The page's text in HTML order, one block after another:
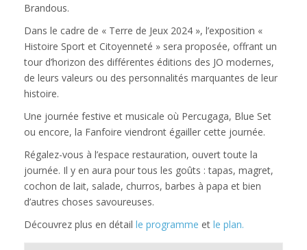
Brandous.
Dans le cadre de « Terre de Jeux 2024 », l’exposition «
Histoire Sport et Citoyenneté » sera proposée, offrant un
tour d’horizon des différentes éditions des JO modernes,
de leurs valeurs ou des personnalités marquantes de leur
histoire.
Une journée festive et musicale où Percugaga, Blue Set
ou encore, la Fanfoire viendront égailler cette journée.
Régalez-vous à l’espace restauration, ouvert toute la
journée. Il y en aura pour tous les goûts : tapas, magret,
cochon de lait, salade, churros, barbes à papa et bien
d’autres choses savoureuses.
Découvrez plus en détail le programme et le plan.